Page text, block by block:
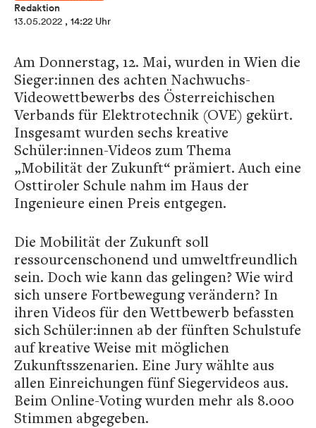
Redaktion
13.05.2022 , 14:22 Uhr
Am Donnerstag, 12. Mai, wurden in Wien die
Sieger:innen des achten Nachwuchs-
Videowettbewerbs des Österreichischen
Verbands für Elektrotechnik (OVE) gekürt.
Insgesamt wurden sechs kreative
Schüler:innen-Videos zum Thema
„Mobilität der Zukunft“ prämiert. Auch eine
Osttiroler Schule nahm im Haus der
Ingenieure einen Preis entgegen.
Die Mobilität der Zukunft soll
ressourcenschonend und umweltfreundlich
sein. Doch wie kann das gelingen? Wie wird
sich unsere Fortbewegung verändern? In
ihren Videos für den Wettbewerb befassten
sich Schüler:innen ab der fünften Schulstufe
auf kreative Weise mit möglichen
Zukunftsszenarien. Eine Jury wählte aus
allen Einreichungen fünf Siegervideos aus.
Beim Online-Voting wurden mehr als 8.000
Stimmen abgegeben.